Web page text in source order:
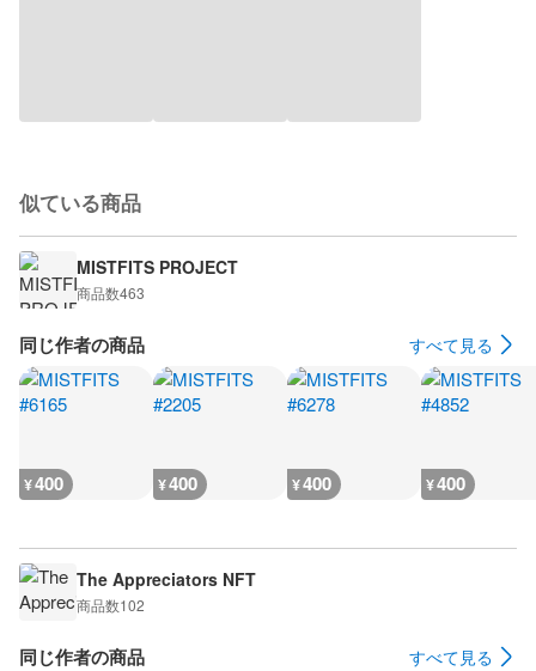
似ている商品
MISTFITS PROJECT
商品数463
同じ作者の商品 すべて見る
¥400 ¥400 ¥400 ¥400
The Appreciators NFT
商品数102
同じ作者の商品 すべて見る